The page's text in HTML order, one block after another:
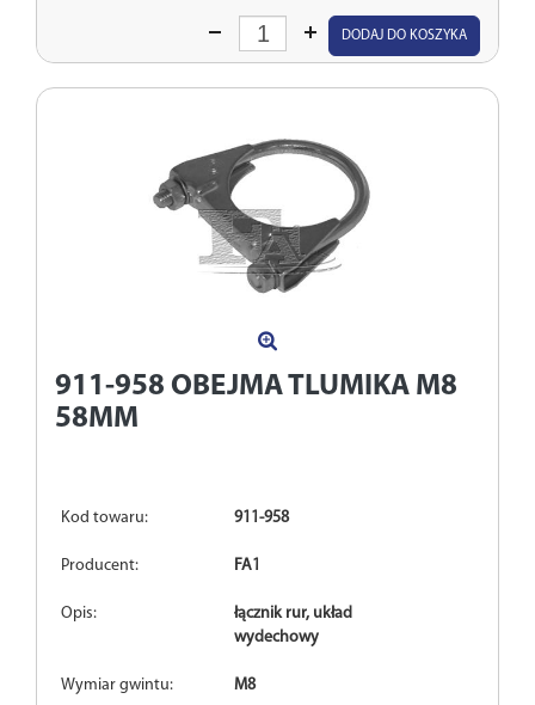
Wprowadź
DODAJ DO KOSZYKA
911-958 OBEJMA TLUMIKA M8
58MM
Kod towaru: 911-958
Producent: FA1
Opis:
łącznik rur, układ
wydechowy
Wymiar gwintu: M8